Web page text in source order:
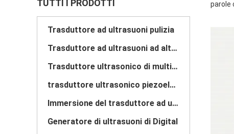
TUTTI I PRODOTTI
Trasduttore ad ultrasuoni pulizia
Trasduttore ad ultrasuoni ad alta potenza
Trasduttore ultrasonico di multi frequenza
trasduttore ultrasonico piezoelettrico
Immersione del trasduttore ad ultrasuoni
Generatore di ultrasuoni di Digital
parole